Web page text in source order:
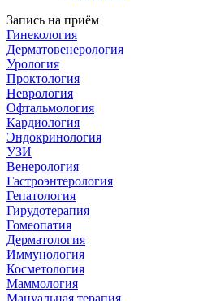
Запись на приём
Гинекология
Дерматовенерология
Урология
Проктология
Неврология
Офтальмология
Кардиология
Эндокринология
УЗИ
Венерология
Гастроэнтерология
Гепатология
Гирудотерапия
Гомеопатия
Дерматология
Иммунология
Косметология
Маммология
Мануальная терапия